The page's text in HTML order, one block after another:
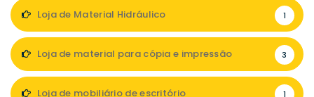
Loja de Material Hidráulico 1
Loja de material para cópia e impressão 3
Loja de mobiliário de escritório 1